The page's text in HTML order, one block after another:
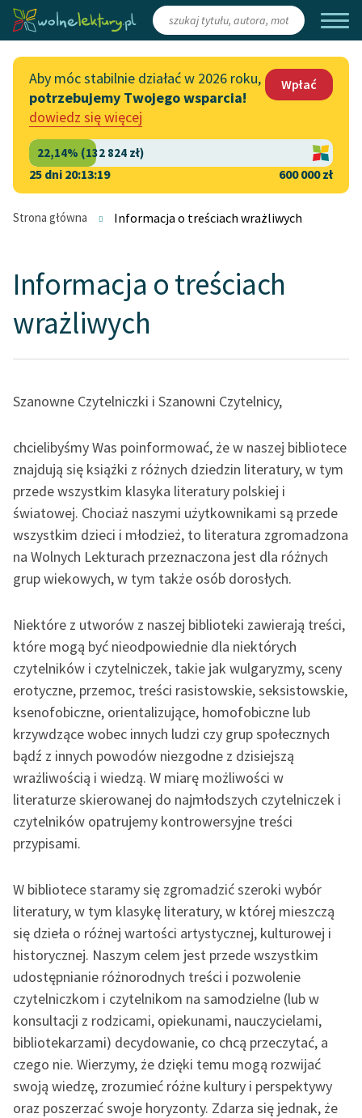
Zaloguj się/Załóż konto
Katalog
Lektury szkolne
Książki
Kolekcje tematyczne
Motywy literackie
Podkasty o książkach
Włącz się
Wesprzyj Wolne Lektury
Współpraca z firmami
Włącz się w prace
Spotkanie z Katarzyną
Tunkiel w Oslo
Wolne Lektury na 32.
Pol’and’Rock Festivalu
„Kochanek Lady
Chatterley” do słuchania
Nowy audiobook –
„Marzenie o Oriencie”
Sophie Elkan
Kolekcja Nadwyraz.com x
Wolne Lektury – idealna na
lato
Blog
Lektury szkolne i klasyka
uczennic i uczniów z
niepełnosprawnościami
E-kolekcja lektur
szkolnych i literatury do
słuchania dla uczennic i
uczniów z
niepełnosprawnościami
Feministyczne inspiracje.
Popularyzacja
skandynawskiej literatury
feministycznej
Mapa Wolnych Lektur
Leśmianator
Przewodnik dla piszących i
czytających
OAI-PMH
Widget Wolnych Lektur
Przypisy
Katalog
Katalog w formacie PDF
Aby móc stabilnie działać w 2026 roku,
potrzebujemy Twojego wsparcia!
dowiedz się więcej
Wpłać
25 dni 20:13:19 600 000 zł
Strona główna Informacja o treściach wrażliwych
Informacja o treściach
wrażliwych
Szanowne Czytelniczki i Szanowni Czytelnicy,
chcielibyśmy Was poinformować, że w naszej bibliotece
znajdują się książki z różnych dziedzin literatury, w tym
przede wszystkim klasyka literatury polskiej i
światowej. Chociaż naszymi użytkownikami są przede
wszystkim dzieci i młodzież, to literatura zgromadzona
na Wolnych Lekturach przeznaczona jest dla różnych
grup wiekowych, w tym także osób dorosłych.
Niektóre z utworów z naszej biblioteki zawierają treści,
które mogą być nieodpowiednie dla niektórych
czytelników i czytelniczek, takie jak wulgaryzmy, sceny
erotyczne, przemoc, treści rasistowskie, seksistowskie,
ksenofobiczne, orientalizujące, homofobiczne lub
krzywdzące wobec innych ludzi czy grup społecznych
bądź z innych powodów niezgodne z dzisiejszą
wrażliwością i wiedzą. W miarę możliwości w
literaturze skierowanej do najmłodszych czytelniczek i
czytelników opatrujemy kontrowersyjne treści
przypisami.
W bibliotece staramy się zgromadzić szeroki wybór
literatury, w tym klasykę literatury, w której mieszczą
się dzieła o różnej wartości artystycznej, kulturowej i
historycznej. Naszym celem jest przede wszystkim
udostępnianie różnorodnych treści i pozwolenie
czytelniczkom i czytelnikom na samodzielne (lub w
konsultacji z rodzicami, opiekunami, nauczycielami,
bibliotekarzami) decydowanie, co chcą przeczytać, a
czego nie. Wierzymy, że dzięki temu mogą rozwijać
swoją wiedzę, zrozumieć różne kultury i perspektywy
oraz poszerzać swoje horyzonty. Zdarza się jednak, że